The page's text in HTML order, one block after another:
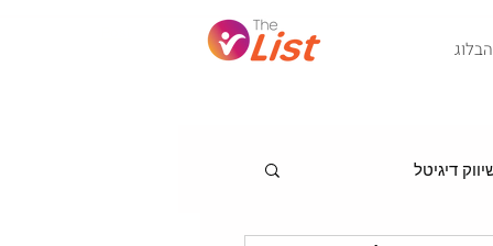
הבלוג
דיגיטל